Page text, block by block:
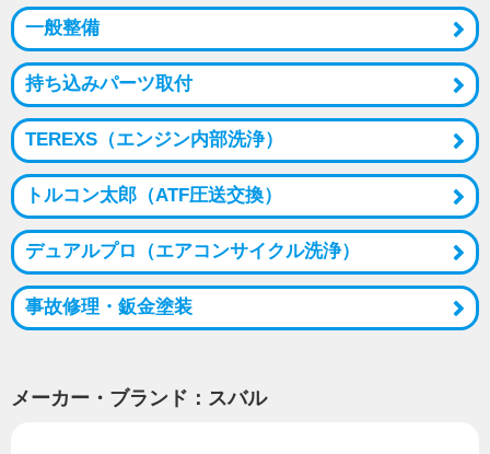
RECRUIT
CONTACT
SERVICE
一般整備
持ち込みパーツ取付
TEREXS（エンジン内部洗浄）
トルコン太郎（ATF圧送交換）
デュアルプロ（エアコンサイクル洗浄）
事故修理・鈑金塗装
メーカー・ブランド：スバル